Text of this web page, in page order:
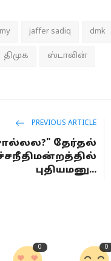
jaffer sadiq dmk
திமுக ஸ்டாலின்
PREVIOUS ARTICLE
தேர்தல்
புதியமனு...
0 0